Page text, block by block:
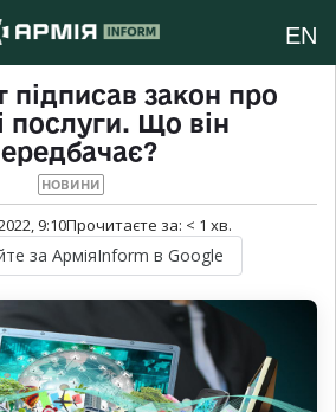
EN
підписав закон про
послуги. Що він
НОВИНИ
9:10Прочитаєте за: < 1 хв.
за АрміяInform в Google